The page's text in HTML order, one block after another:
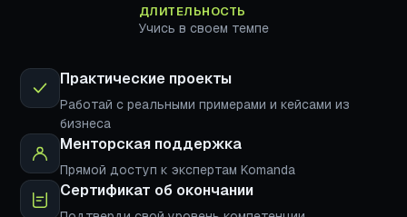
ДЛИТЕЛЬНОСТЬ
Учись в своем темпе
Практические проекты
Работай с реальными примерами и кейсами из
бизнеса
Менторская поддержка
Прямой доступ к экспертам Komanda
Сертификат об окончании